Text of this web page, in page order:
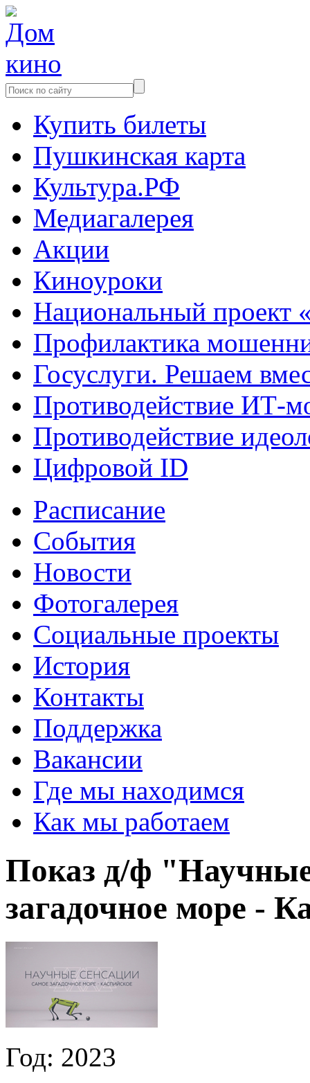
Купить билеты
Пушкинская карта
Культура.РФ
Медиагалерея
Акции
Киноуроки
Национальный проект
Профилактика
Госуслуги. Решаем
Противодействие ИТ-
Противодействие
Цифровой ID
Расписание
События
Новости
Фотогалерея
Социальные проекты
История
Контакты
Поддержка
Вакансии
Где мы находимся
Как мы работаем
Показ д/ф
загадочное море -
Год: 2023